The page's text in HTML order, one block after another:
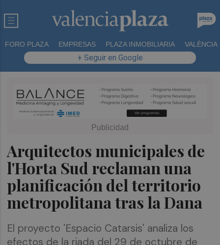
FORO PLAZA EMPRESAS PLAZA INMOBILIARIA VALÈNCIA
+ Seguir en Google
Arquitectos municipales de
l'Horta Sud reclaman una
planificación del territorio
metropolitana tras la Dana
El proyecto 'Espacio Catarsis' analiza los
efectos de la riada del 29 de octubre de